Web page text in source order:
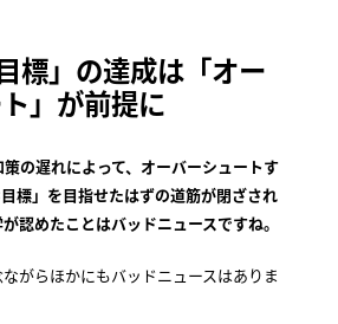
」の達成は「オー
」が前提に
の遅れによって、オーバーシュートす
標」を目指せたはずの道筋が閉ざされ
認めたことはバッドニュースですね。
がらほかにもバッドニュースはありま